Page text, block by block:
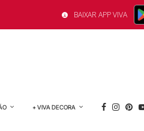
BAIXAR APP VIVA
+ VIVA DECORA